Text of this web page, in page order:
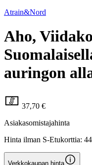
Atrain&Nord
Aho,
auringon
37,70 €
Asiakasomistajahinta
Hinta ilman S-Etukorttia:
Verkkokaupan hinta